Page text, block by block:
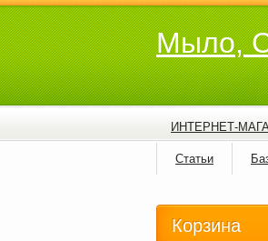
Мыло,
ИНТЕРНЕТ-
Статьи
Корзина